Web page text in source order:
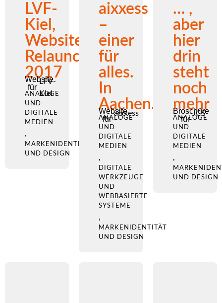
LVF-
Kiel,
Website
Relaunch
2017
Website
für
LFV-
Kiel
ANALOGE
UND
DIGITALE
MEDIEN
,
MARKENIDENTITÄT
UND DESIGN
aixxess
–
einer
für
alles.
In
Aachen.
Website
für
aixxess
ANALOGE
UND
DIGITALE
MEDIEN
,
DIGITALE
WERKZEUGE
UND
WEBBASIERTE
SYSTEME
,
MARKENIDENTITÄT
UND DESIGN
… ,
aber
hier
drin
steht
noch
mehr
Broschüre
für
JCS
ANALOGE
UND
DIGITALE
MEDIEN
,
UND DESIGN